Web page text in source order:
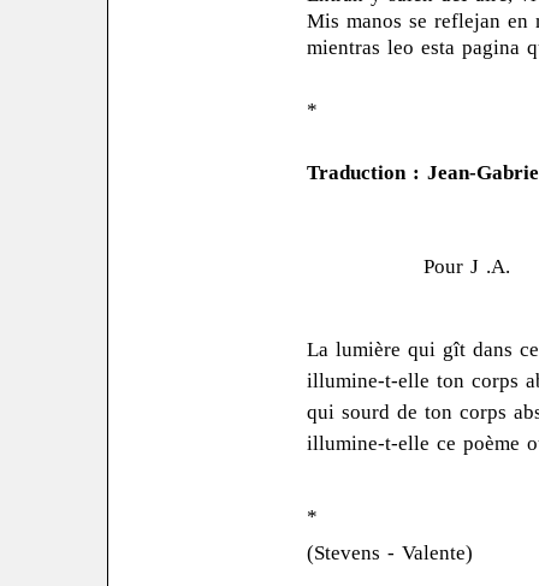
Mis manos se reflejan en
mientras leo esta pagina
*
Traduction : Jean-
Pour J .A.
La lumière qui gît dans
illumine-t-elle ton corps
qui sourd de ton corps
illumine-t-elle ce poème
*
(Stevens - Valente)